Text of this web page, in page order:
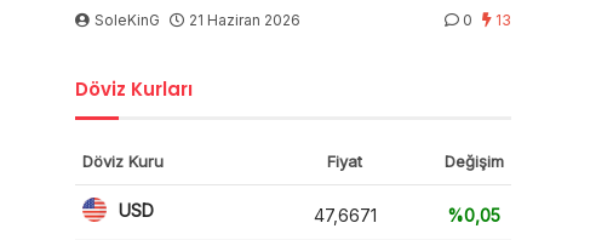
SoleKinG 21 Haziran 2026 0 13
Döviz Kurları
Döviz Kuru Fiyat Değişim
USD 47,6671 %0,05